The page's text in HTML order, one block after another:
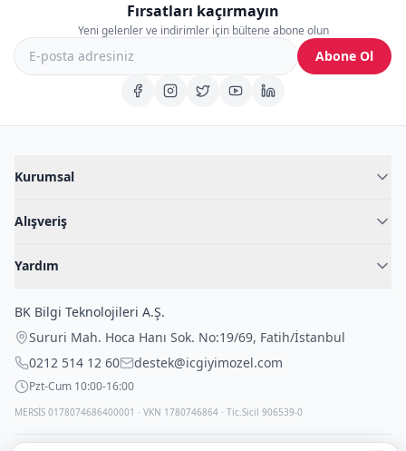
Fırsatları kaçırmayın
Yeni gelenler ve indirimler için bültene abone olun
Abone Ol
Kurumsal
Blog
İç Giyim Rehberi
Alışveriş
Fantazi İç Giyim
Çocuk İç Giyim
Outlet Fırsatları
Yardım
İade Politikası
Gizli Paketleme
BK Bilgi Teknolojileri A.Ş.
Sururi Mah. Hoca Hanı Sok. No:19/69, Fatih/İstanbul
0212 514 12 60
destek@icgiyimozel.com
Pzt-Cum 10:00-16:00
MERSİS 0178074686400001 · VKN 1780746864 · Tic.Sicil 906539-0